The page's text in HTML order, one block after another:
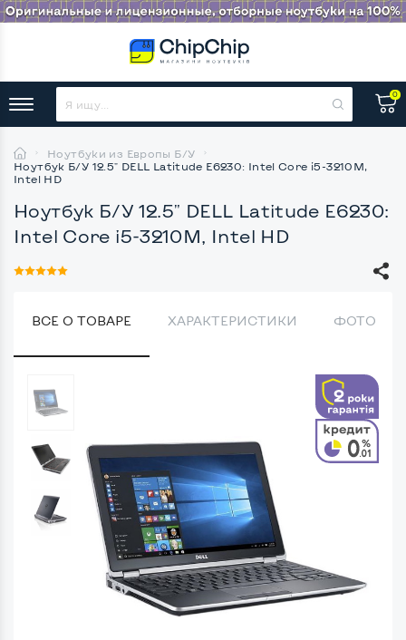
0
Ноутбуки из Европы Б/У
Ноутбук Б/У 12.5" DELL Latitude E6230: Intel Core i5-3210M,
Intel HD
Ноутбук Б/У 12.5" DELL Latitude E6230:
Intel Core i5-3210M, Intel HD
ВСЕ О ТОВАРЕ ХАРАКТЕРИСТИКИ ФОТО